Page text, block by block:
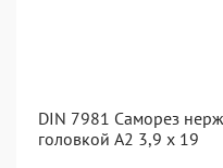
DIN 7981 Саморез
головкой А2 3,9 x 19